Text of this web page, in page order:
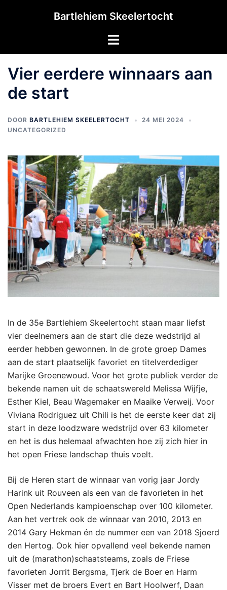
Bartlehiem Skeelertocht
Toggle
Vier eerdere winnaars aan
de start
DOOR BARTLEHIEM SKEELERTOCHT
24 MEI 2024
UNCATEGORIZED
In de 35e Bartlehiem Skeelertocht staan maar liefst
vier deelnemers aan de start die deze wedstrijd al
eerder hebben gewonnen. In de grote groep Dames
aan de start plaatselijk favoriet en titelverdediger
Marijke Groenewoud. Voor het grote publiek verder de
bekende namen uit de schaatswereld Melissa Wijfje,
Esther Kiel, Beau Wagemaker en Maaike Verweij. Voor
Viviana Rodriguez uit Chili is het de eerste keer dat zij
start in deze loodzware wedstrijd over 63 kilometer
en het is dus helemaal afwachten hoe zij zich hier in
het open Friese landschap thuis voelt.
Bij de Heren start de winnaar van vorig jaar Jordy
Harink uit Rouveen als een van de favorieten in het
Open Nederlands kampioenschap over 100 kilometer.
Aan het vertrek ook de winnaar van 2010, 2013 en
2014 Gary Hekman én de nummer een van 2018 Sjoerd
den Hertog. Ook hier opvallend veel bekende namen
uit de (marathon)schaatsteams, zoals de Friese
favorieten Jorrit Bergsma, Tjerk de Boer en Harm
Visser met de broers Evert en Bart Hoolwerf, Daan